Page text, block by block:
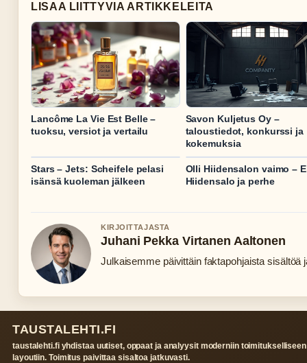
LISAA LIITTYVIA ARTIKKELEITA
Lancôme La Vie Est Belle –
tuoksu, versiot ja vertailu
Savon Kuljetus Oy –
taloustiedot, konkurssi ja
kokemuksia
Stars – Jets: Scheifele pelasi
isänsä kuoleman jälkeen
Olli Hiidensalon vaimo –
Hiidensalo ja perhe
KIRJOITTAJASTA
Juhani Pekka Virtanen Aaltonen
Julkaisemme päivittäin faktapohjaista
TAUSTALEHTI.FI
taustalehti.fi yhdistaa uutiset, oppaat ja analyysit moderniin toimitukselliseen
layoutiin. Toimitus paivittaa sisaltoa jatkuvasti.